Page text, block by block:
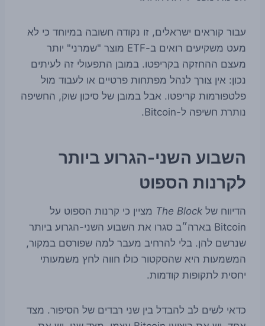
עבור קוראים ישראלים, זו נקודה חשובה במיוחד כי לא
מעט משקיעים רואים ב-ETF מוצר "שמרני" יותר
מעצם ההחזקה בקריפטו. במובן התפעולי זה לעיתים
נכון: אין צורך לנהל מפתחות פרטיים או לעבוד מול
פלטפורמות קריפטו. אבל במובן של סיכון שוק, החשיפה
נותרת חשיפה ל-Bitcoin.
השבוע השני-הגרוע ביותר
לקרנות הספוט
הדיווח של The Block מציין כי קרנות הספוט על
Bitcoin בארה״ב סגרו את השבוע השני-הגרוע ביותר
שנרשם להן. בלי להרחיב מעבר למה שפורסם במקור,
המשמעות היא שהסקטור כולו חווה לחץ משמעותי
יחסית לתקופות קודמות.
כדאי לשים לב להבדל בין שני רבדים של הסיפור. מצד